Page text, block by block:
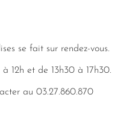
se fait sur rendez-vous.
12h et de 13h30 à 17h30.
au 03.27.860.870